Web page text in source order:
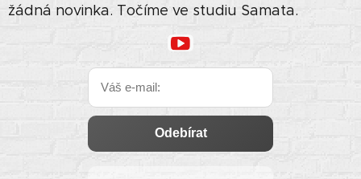
žádná novinka. Točíme ve studiu Samata.
Odebírat